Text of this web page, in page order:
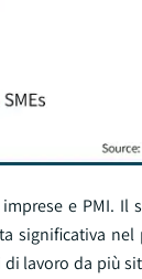
e PMI. Il
significativa
lavoro da più